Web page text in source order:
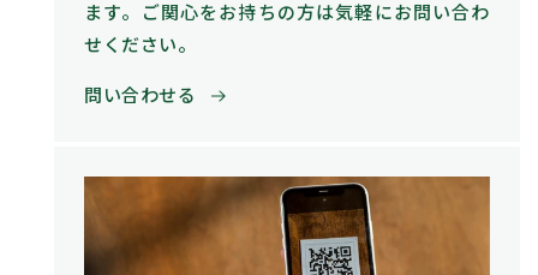
ます。ご関心をお持ちの方は気軽にお問い合わ
せください。
問い合わせる